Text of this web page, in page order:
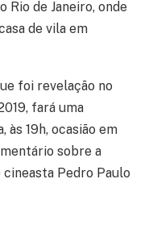
Rio de Janeiro, onde
de vila em
foi revelação no
fará uma
às 19h, ocasião em
sobre a
Pedro Paulo